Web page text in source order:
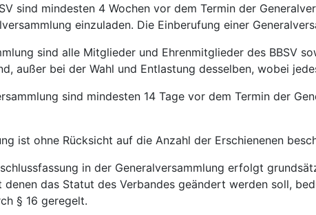
sind mindesten 4 Wochen vor dem Termin der
einzuladen. Die Einberufung einer
sind alle Mitglieder und Ehrenmitglieder des BBSV
außer bei der Wahl und Entlastung desselben, wobei
sind mindesten 14 Tage vor dem Termin der
ist ohne Rücksicht auf die Anzahl der Erschienenen
in der Generalversammlung erfolgt
denen das Statut des Verbandes geändert werden soll,
§ 16 geregelt.